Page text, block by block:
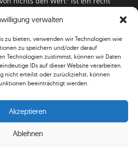
verwalten
zu bieten, verwenden wir Technologien wie
zu speichern und/oder darauf
Technologien zustimmst, können wir Daten
IDs auf dieser Website verarbeiten.
nicht erteilst oder zurückziehst, können
beeinträchtigt werden.
Akzeptieren
Ablehnen
um Sie mit außergewöhnlichen
auf unserer Website & auf
Das verdient im
nur Anerkennung!